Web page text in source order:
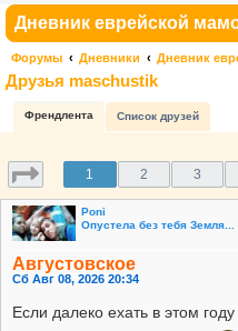
Дневник еврейской
Форумы Дневники Дневник
Друзья maschustik
Френдлента Список друзей
1 2 3
Poni
Опустела без тебя Земля...
Августовское
Сб Авг 08, 2026 20:34
Если далеко ехать в этом